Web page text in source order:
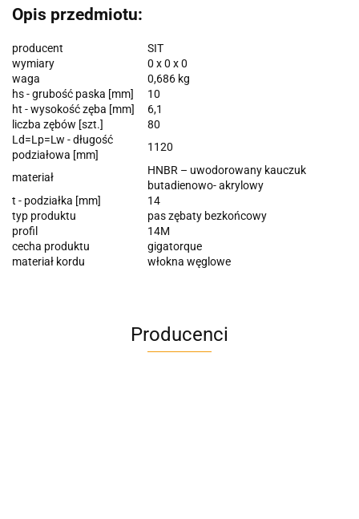
Opis przedmiotu:
producent
SIT
wymiary
0 x 0 x 0
waga
0,686 kg
hs - grubość paska [mm]
10
ht - wysokość zęba [mm]
6,1
liczba zębów [szt.]
80
Ld=Lp=Lw - długość
podziałowa [mm]
1120
materiał
HNBR – uwodorowany kauczuk
butadienowo- akrylowy
t - podziałka [mm]
14
typ produktu
pas zębaty bezkońcowy
profil
14M
cecha produktu
gigatorque
materiał kordu
włokna węglowe
Producenci